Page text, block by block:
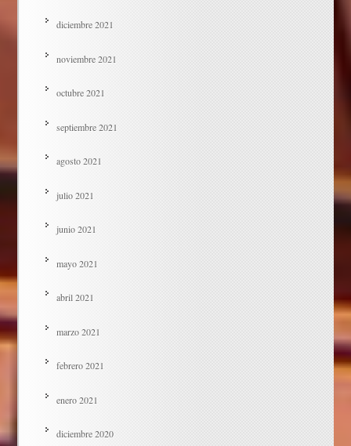
diciembre 2021
noviembre 2021
octubre 2021
septiembre 2021
agosto 2021
julio 2021
junio 2021
mayo 2021
abril 2021
marzo 2021
febrero 2021
enero 2021
diciembre 2020